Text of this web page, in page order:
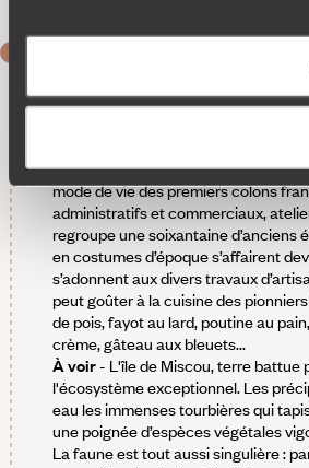
Au programme - Le Village
déjà vos billets) : un voyage dans le
entre le XVe et le milieu du XXe
mode de vie des premiers colons
administratifs et commerciaux,
regroupe une soixantaine d’anciens
en costumes d’époque s’affairent
s’adonnent aux divers travaux
peut goûter à la cuisine des
de pois, fayot au lard, poutine au
crème, gâteau aux bleuets...
À voir- L'île de Miscou, terre battue
l'écosystème exceptionnel. Les
eau les immenses tourbières qui
une poignée d’espèces végétales
La faune est tout aussi singulière :